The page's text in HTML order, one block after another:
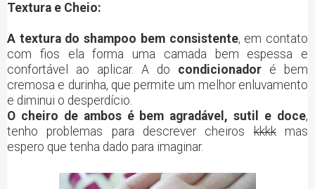
Textura e Cheio:
A textura do shampoo bem consistente, em contato
com fios ela forma uma camada bem espessa e
confortável ao aplicar. A do condicionador é bem
cremosa e durinha, que permite um melhor enluvamento
e diminui o desperdício.
O cheiro de ambos é bem agradável, sutil e doce,
tenho problemas para descrever cheiroskkkkmas
espero que tenha dado para imaginar.